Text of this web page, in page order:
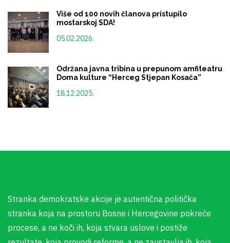
Više od 100 novih članova pristupilo
mostarskoj SDA!
05.02.2026.
Održana javna tribina u prepunom amfiteatru
Doma kulture “Herceg Stjepan Kosača”
18.12.2025.
Stranka demokratske akcije je autentična politička
stranka koja na prostoru Bosne i Hercegovine pokreće
procese, a ne koči ih, koja stvara uslove i postiže